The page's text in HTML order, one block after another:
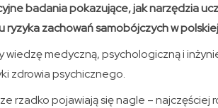
badania pokazujące, jak narzędzia
ryzyka zachowań samobójczych w
wiedzę medyczną, psychologiczną i
zdrowia psychicznego.
rzadko pojawiają się nagle – najczęściej